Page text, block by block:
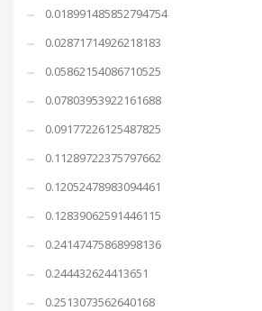
0.018991485852794754
0.02871714926218183
0.05862154086710525
0.07803953922161688
0.09177226125487825
0.11289722375797662
0.12052478983094461
0.12839062591446115
0.24147475868998136
0.244432624413651
0.2513073562640168